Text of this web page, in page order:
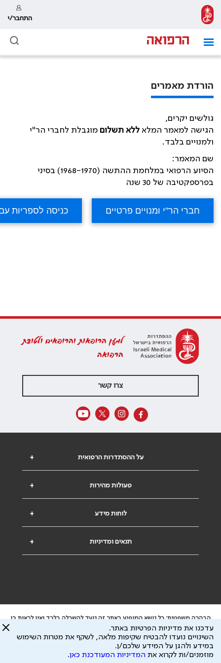
התחבר/י
הורדת מאמרים
גולשים יקרים,
הגישה למאמר המלא ללא תשלום מוגבלת לחברי הר"י
ולמנויים בלבד.
שם המאמר:
הסיוע הרפואי במלחמת ההתשה (1968-1970) בסיני
בפרספקטיבה של 30 שנה
למען הרופאות והרופאים ולטובת
הרפואה
צרו קשר
+ על ההסתדרות הרפואית
+ פעולות מהירות
+ לוחות מידע
+ תנאים ומדיניות
הבהרה משפטית: כל נושא המופיע באתר זה נועד להשכלה בלבד ואין לראות בו
ייעוץ רפואי או משפטי. אין הר"י אחראית לתוכן המתפרסם באתר זה ולכל נזק
שעלול להיגרם.
ידוע לי שהר"י אוספת ושומרת מידע אישי לצורך מתן השרות וכי חלק ממנו עשוי
להיות מועבר לצדדים שלישיים, הכל בכפוף למדיניות הפרטיות
עדכנו את מדיניות הפרטיות באתר.
השינויים נועדו להבטיח שקיפות מלאה, לשקף את מטרות השימוש
במידע ולהגן על המידע שלכם/ן.
מוזמנים/ות לקרוא את המדיניות המעודכנת כאן.